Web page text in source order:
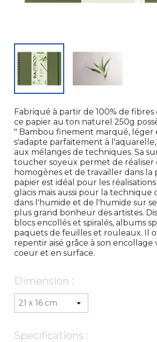
Fabriqué à partir de 100% de
ce papier au ton naturel 250g
" Bambou finement marqué, léger
s'adapte parfaitement à l'aquarelle,
aux mélanges de techniques. Sa
toucher soyeux permet de réaliser
homogènes et de travailler dans la
papier est idéal pour les
glacis mais aussi pour la technique
dans l'humide et de l'humide sur
plus grand bonheur des artistes.
blocs encollés et spiralés, albums
paquets de feuilles et rouleaux. Il
repentir aisé grâce à son encollage
coeur et en surface.
Dimension :
Specifications :